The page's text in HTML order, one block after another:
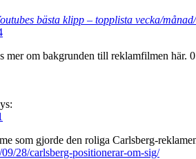
bästa klipp – topplista vecka/
om bakgrunden till reklamfilmen här.
som gjorde den roliga Carlsberg-
28/carlsberg-positionerar-om-sig/